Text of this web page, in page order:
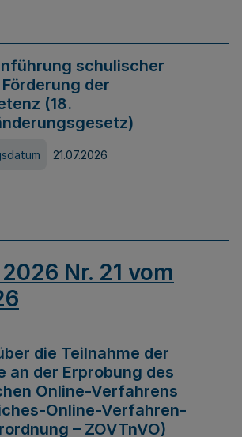
schulischer
der
(18.
21.07.2026
2026 Nr. 21 vom
die Teilnahme der
an der Erprobung des
Online-Verfahrens
Online-Verfahren-
– ZOVTnVO)